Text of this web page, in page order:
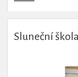
Sluneční